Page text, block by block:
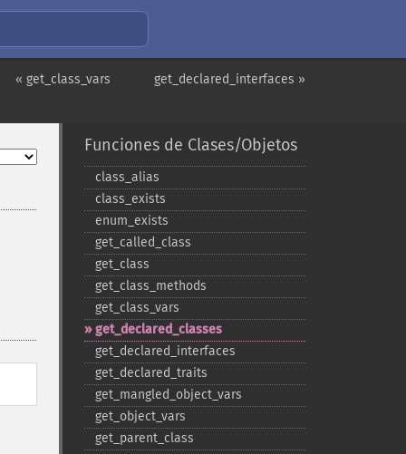
get_declared_interfaces »
« get_class_vars
Funciones de Clases/Objetos
class_​alias
class_​exists
enum_​exists
get_​called_​class
get_​class
get_​class_​methods
get_​class_​vars
get_​declared_​classes
get_​declared_​interfaces
get_​declared_​traits
get_​mangled_​object_​vars
get_​object_​vars
get_​parent_​class